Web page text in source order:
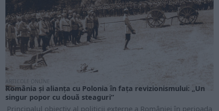
ARTICOLE ONLINE
România și alianța cu Polonia în fața revizionismului: „Un
singur popor cu două steaguri”
Principalul obiectiv al politicii externe a României în perioada